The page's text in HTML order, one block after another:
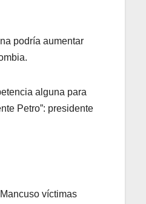
podría aumentar
alguna para
Petro”: presidente
víctimas